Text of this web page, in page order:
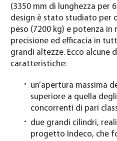
(3350 mm di lunghezza per
design è stato studiato per
peso (7200 kg) e potenza in
precisione ed efficacia in
grandi altezze. Ecco alcune
caratteristiche:
un’apertura massima
superiore a quella
concorrenti di pari
due grandi cilindri,
progetto Indeco, che